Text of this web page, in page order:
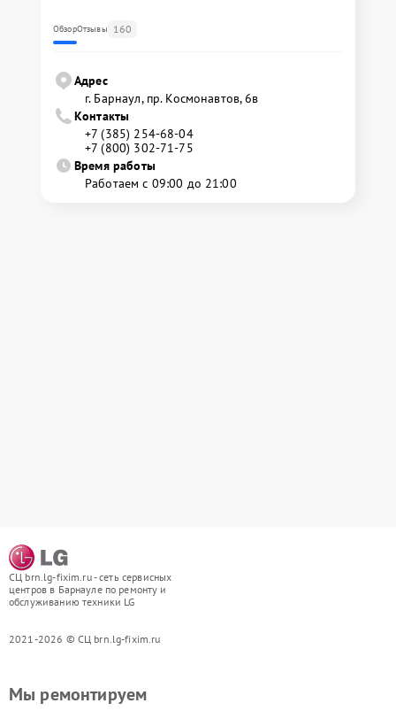
ОбзорОтзывы 160
Адрес
г. Барнаул, ​пр. Космонавтов, 6в
Контакты
+7 (385) 254-68-04
+7 (800) 302-71-75
Время работы
Работаем с 09:00 до 21:00
СЦ brn.lg-fixim.ru - сеть сервисных
центров в Барнауле по ремонту и
обслуживанию техники LG
2021-2026 © СЦ brn.lg-fixim.ru
Мы ремонтируем